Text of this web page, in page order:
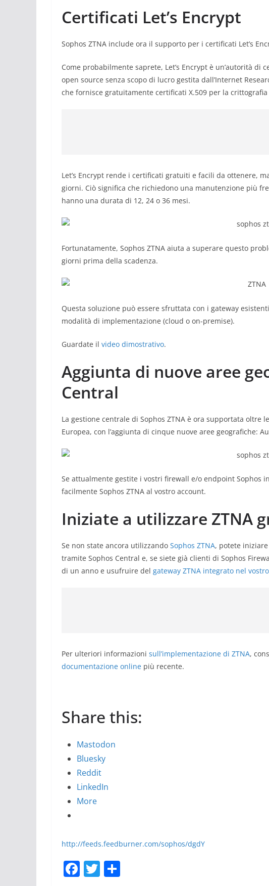
Certificati Let’s Encrypt
Sophos ZTNA include ora il supporto per i certificati Let’s
Come probabilmente saprete, Let’s Encrypt è un’autorità di
open source senza scopo di lucro gestita dall’Internet
che fornisce gratuitamente certificati X.509 per la crittografia
Let’s Encrypt rende i certificati gratuiti e facili da ottenere,
giorni. Ciò significa che richiedono una manutenzione più
hanno una durata di 12, 24 o 36 mesi.
Fortunatamente, Sophos ZTNA aiuta a superare questo
giorni prima della scadenza.
Questa soluzione può essere sfruttata con i gateway
modalità di implementazione (cloud o on-premise).
Guardate il video dimostrativo.
Aggiunta di nuove aree
Central
La gestione centrale di Sophos ZTNA è ora supportata oltre
Europea, con l’aggiunta di cinque nuove aree geografiche:
Se attualmente gestite i vostri firewall e/o endpoint Sophos
facilmente Sophos ZTNA al vostro account.
Iniziate a utilizzare ZTNA
Se non state ancora utilizzando Sophos ZTNA, potete
tramite Sophos Central e, se siete già clienti di Sophos
di un anno e usufruire del gateway ZTNA integrato nel
Per ulteriori informazioni sull’implementazione di ZTNA,
documentazione online più recente.
Share this:
Mastodon
Bluesky
Reddit
LinkedIn
More
http://feeds.feedburner.com/sophos/dgdY
F T